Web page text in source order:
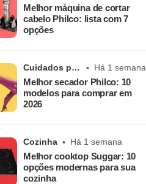
Melhor máquina de cortar
cabelo Philco: lista com 7
opções
Cuidados pessoais Há 1 semana
Melhor secador Philco: 10
modelos para comprar em
2026
Cozinha Há 1 semana
Melhor cooktop Suggar: 10
opções modernas para sua
cozinha